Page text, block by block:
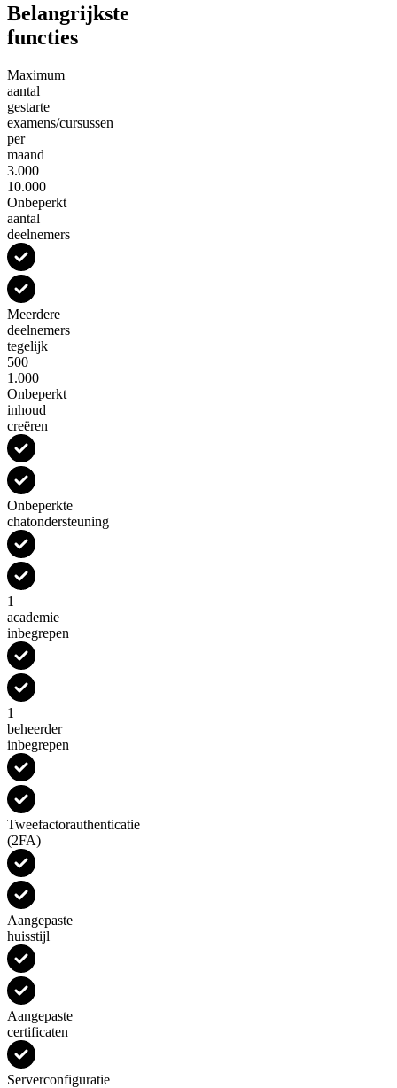
Belangrijkste
functies
Maximum
aantal
gestarte
examens/cursussen
per
maand
3.000
10.000
Onbeperkt
aantal
deelnemers
Meerdere
deelnemers
tegelijk
500
1.000
Onbeperkt
inhoud
creëren
Onbeperkte
chatondersteuning
1
academie
inbegrepen
1
beheerder
inbegrepen
Tweefactorauthenticatie
(2FA)
Aangepaste
huisstijl
Aangepaste
certificaten
Serverconfiguratie